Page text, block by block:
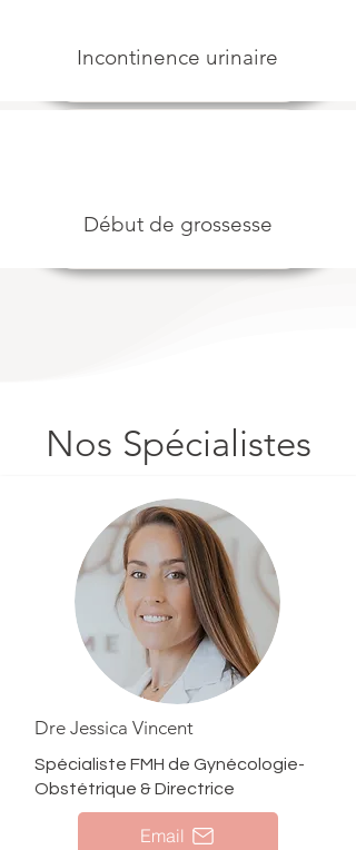
Incontinence urinaire
Début de grossesse
Nos Spécialistes
Dre Jessica Vincent
Spécialiste FMH de Gynécologie-
Obstétrique & Directrice
Email